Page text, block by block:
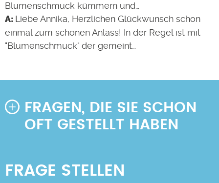
Blumenschmuck kümmern und…
Liebe Annika, Herzlichen Glückwunsch schon
einmal zum schönen Anlass! In der Regel ist mit
"Blumenschmuck" der gemeint…
FRAGEN, DIE SIE SCHON
OFT GESTELLT HABEN